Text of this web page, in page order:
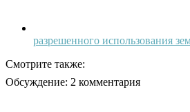
разрешенного использования
Смотрите также:
Обсуждение: 2 комментария